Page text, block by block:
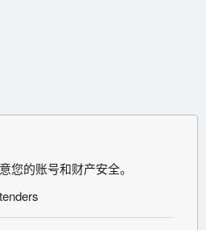
您的账号和财产安全。